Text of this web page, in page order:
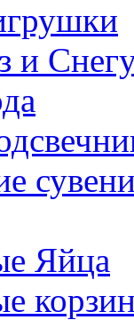
и
Яйца